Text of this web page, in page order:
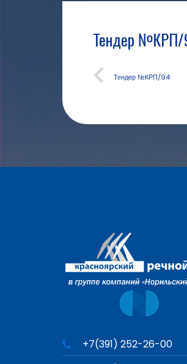
Тендер №КРП/
Тендер №КРП/94
+7(391) 252-26-00